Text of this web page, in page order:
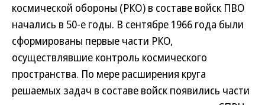
космической обороны (РКО) в составе войск ПВО
начались в 50-е годы. В сентябре 1966 года были
сформированы первые части РКО,
осуществлявшие контроль космического
пространства. По мере расширения круга
решаемых задач в составе войск появились части